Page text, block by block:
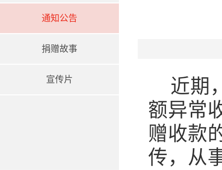
通知公告
捐赠故事
宣传片
近期
额异常
赠收款
传，从